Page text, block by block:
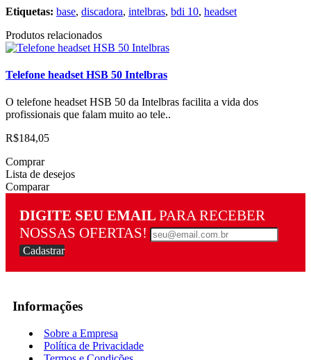
Etiquetas: base, discadora, intelbras, bdi 10, headset
Produtos relacionados
Telefone headset HSB 50 Intelbras
O telefone headset HSB 50 da Intelbras facilita a vida dos
profissionais que falam muito ao tele..
R$184,05
Comprar
Lista de desejos
Comparar
DIGITE SEU EMAIL PARA RECEBER
NOSSAS OFERTAS!
Cadastrar
Informações
Sobre a Empresa
Política de Privacidade